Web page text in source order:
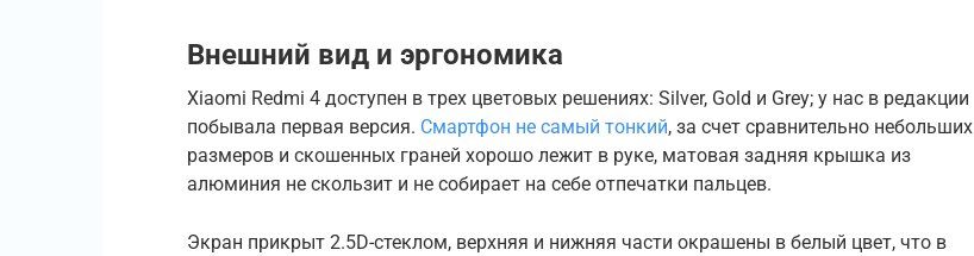
Внешний вид и эргономика
Xiaomi Redmi 4 доступен в трех цветовых решениях: Silver, Gold и Grey; у нас в редакции
побывала первая версия. Смартфон не самый тонкий, за счет сравнительно небольших
размеров и скошенных граней хорошо лежит в руке, матовая задняя крышка из
алюминия не скользит и не собирает на себе отпечатки пальцев.
Экран прикрыт 2.5D-стеклом, верхняя и нижняя части окрашены в белый цвет, что в